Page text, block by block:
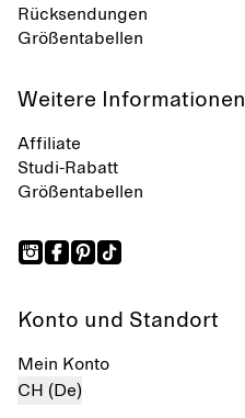
Rücksendungen
Größentabellen
Weitere Informationen
Affiliate
Studi-Rabatt
Größentabellen
Konto und Standort
Mein Konto
CH (De)